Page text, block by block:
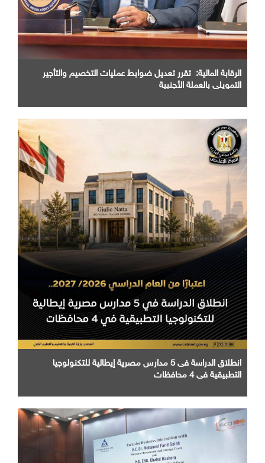
الرقابة المالية: تقرر تعديل ضوابط عمليات التخصيم والتأجير
التمويلي بالعملة الأجنبية
انطلاق الدراسة فى 5 مدارس مصرية إيطالية للتكنولوجيا
التطبيقية في 4 محافظات